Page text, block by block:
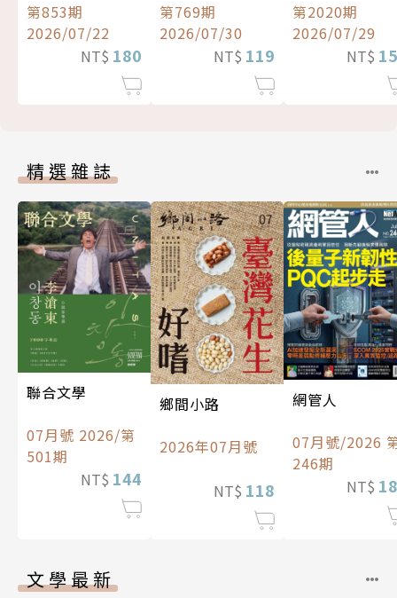
第853期
2026/07/22
NT$ 180
第769期
2026/07/30
NT$ 119
第2020期
2026/07/29
NT$
精選雜誌
聯合文學
07月號 2026/第
501期
NT$ 144
鄉間小路
2026年07月號
NT$ 118
網管人
07月號/2026
246期
NT$
文學最新